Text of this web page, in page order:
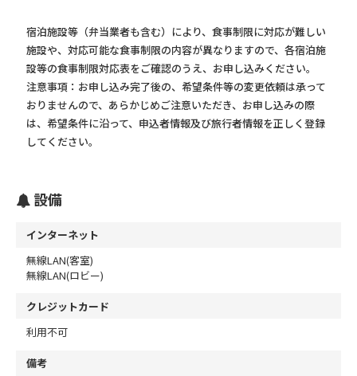
宿泊施設等（弁当業者も含む）により、食事制限に対応が難しい
施設や、対応可能な食事制限の内容が異なりますので、各宿泊施
設等の食事制限対応表をご確認のうえ、お申し込みください。
注意事項：お申し込み完了後の、希望条件等の変更依頼は承って
おりませんので、あらかじめご注意いただき、お申し込みの際
は、希望条件に沿って、申込者情報及び旅行者情報を正しく登録
してください。
設備
インターネット
無線LAN(客室)
無線LAN(ロビー)
クレジットカード
利用不可
備考